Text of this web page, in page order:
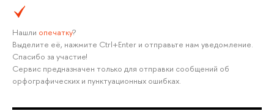
Нашли опечатку?
Выделите её, нажмите Ctrl+Enter и отправьте нам уведомление.
Спасибо за участие!
Сервис предназначен только для отправки сообщений об
орфографических и пунктуационных ошибках.